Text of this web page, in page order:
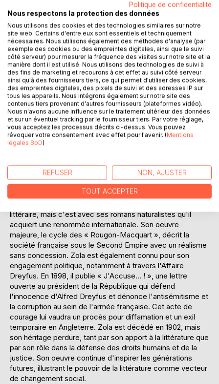
Zola pour la justice et la vérité. Il illustre non seulement
l'importance de la liberté d'expression, mais aussi la
responsabilité des intellectuels face aux injustices. À
travers une plume incisive et courageuse, Zola dénonce
les erreurs judiciaires et les préjugés antisémites de
l'époque, tout en appelant à un examen critique des
institutions. Ce recueil est un témoignage poignant de
l'histoire française, mettant en lumière les luttes pour les
droits de l'homme et la vérité. Les lecteurs découvriront
comment Zola a utilisé sa notoriété littéraire pour influencer
l'opinion publique et défendre une cause juste, faisant de
ses écrits un modèle intemporel de courage civique et
d'intégrité intellectuelle.
Émile Zola, né à Paris en 1840, est l'une des figures
littéraires les plus influentes de la fin du XIXe siècle. Fils
d'un ingénieur italien, il grandit à Aix-en-Provence avant de
revenir à Paris pour poursuivre ses études. Zola
littéraire, mais c'est avec ses romans naturalistes qu'il
acquiert une renommée internationale. Son oeuvre
majeure, le cycle des « Rougon-Macquart », décrit la
société française sous le Second Empire avec un réalisme
sans concession. Zola est également connu pour son
engagement politique, notamment à travers l'Affaire
Dreyfus. En 1898, il publie « J'Accuse... ! », une lettre
ouverte au président de la République qui défend
l'innocence d'Alfred Dreyfus et dénonce l'antisémitisme et
la corruption au sein de l'armée française. Cet acte de
courage lui vaudra un procès pour diffamation et un exil
temporaire en Angleterre. Zola est décédé en 1902, mais
son héritage perdure, tant par son apport à la littérature que
par son rôle dans la défense des droits humains et de la
justice. Son oeuvre continue d'inspirer les générations
futures, illustrant le pouvoir de la littérature comme vecteur
de changement social.
Politique de confidentialité
Nous respectons la protection des données
Nous utilisons des cookies et des technologies similaires sur notre
site web. Certains d'entre eux sont essentiels et techniquement
nécessaires. Nous utilisons également des méthodes d'analyse (par
exemple des cookies ou des empreintes digitales, ainsi que le suivi
côté serveur) pour mesurer la fréquence des visites sur notre site et la
manière dont il est utilisé. Nous utilisons des technologies de suivi à
des fins de marketing et recourons à cet effet au suivi côté serveur
ainsi qu'à des fournisseurs tiers, ce qui permet d'utiliser des cookies,
des empreintes digitales, des pixels de suivi et des adresses IP sur
tous les appareils. Nous intégrons également sur notre site des
contenus tiers provenant d'autres fournisseurs (plateformes vidéo).
Nous n'avons aucune influence sur le traitement ultérieur des données
et sur un éventuel tracking par le fournisseur tiers. Par votre réglage,
vous acceptez les processus décrits ci-dessus. Vous pouvez
révoquer votre consentement avec effet pour l'avenir. (Mentions
légales BoD)
REFUSER NON, AJUSTER
TOUT ACCEPTER